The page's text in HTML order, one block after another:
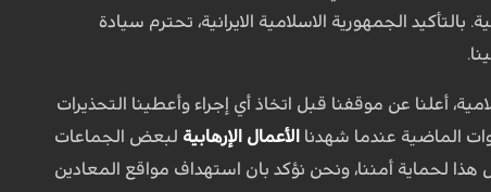
الجمهورية الاسلامية الايرانية، تحترم سيادة
أعلنا عن موقفنا قبل اتخاذ أي إجراء وأعطينا التحذيرات
الماضية عندما شهدنا
الأعمال الإرهابية لبعض الجماعات
هذا لحماية أمننا، ونحن نؤكد بان استهداف مواقع المعادين